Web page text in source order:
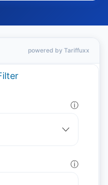
powered by Tariffuxx